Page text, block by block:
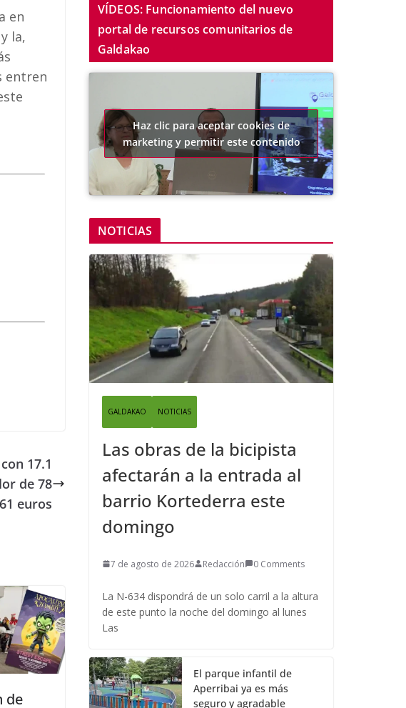
en
la,
entren
17.1
de 78
euros
de
VÍDEOS: Funcionamiento del nuevo
portal de recursos comunitarios de
Galdakao
Haz clic para aceptar cookies de
marketing y permitir este contenido
NOTICIAS
GALDAKAO NOTICIAS
Las obras de la bicipista
afectarán a la entrada al
barrio Kortederra este
domingo
7 de agosto de 2026 Redacción 0 Comments
La N-634 dispondrá de un solo carril a la altura
de este punto la noche del domingo al lunes
Las
El parque infantil de
Aperribai ya es más
seguro y agradable